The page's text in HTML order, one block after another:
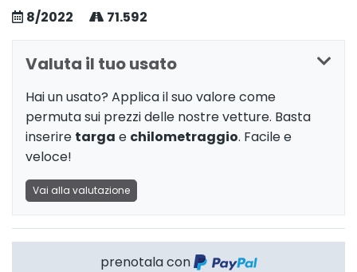
8/2022 71.592
Valuta il tuo usato
Hai un usato? Applica il suo valore come
permuta sui prezzi delle nostre vetture. Basta
inserire targa e chilometraggio. Facile e
veloce!
Vai alla valutazione
prenotala con